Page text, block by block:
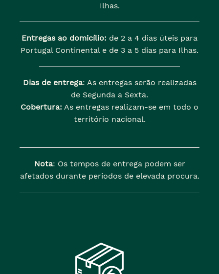
Ilhas.
Entregas ao domicílio: de 2 a 4 dias úteis para
Portugal Continental e de 3 a 5 dias para Ilhas.
Dias de entrega: As entregas serão realizadas
de Segunda a Sexta.
Cobertura: As entregas realizam-se em todo o
território nacional.
Nota: Os tempos de entrega podem ser
afetados durante periodos de elevada procura.